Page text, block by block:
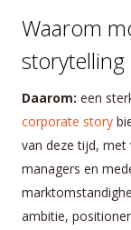
Waarom
storytelling
Daarom: een
corporate story
van deze tijd, met
managers en
ambitie,